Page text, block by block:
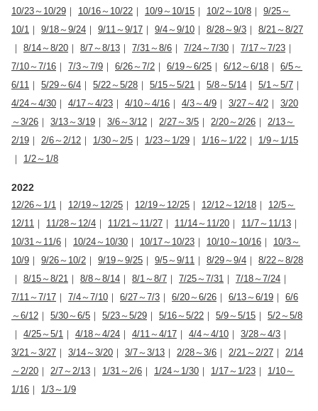
10/23～10/29 ｜ 10/16～10/22 ｜ 10/9～10/15 ｜ 10/2～10/8 ｜ 9/25～
10/1 ｜ 9/18～9/24 ｜ 9/11～9/17 ｜ 9/4～9/10 ｜ 8/28～9/3 ｜ 8/21～8/27
｜ 8/14～8/20 ｜ 8/7～8/13 ｜ 7/31～8/6 ｜ 7/24～7/30 ｜ 7/17～7/23 ｜
7/10～7/16 ｜ 7/3～7/9 ｜ 6/26～7/2 ｜ 6/19～6/25 ｜ 6/12～6/18 ｜ 6/5～
6/11 ｜ 5/29～6/4 ｜ 5/22～5/28 ｜ 5/15～5/21 ｜ 5/8～5/14 ｜ 5/1～5/7 ｜
4/24～4/30 ｜ 4/17～4/23 ｜ 4/10～4/16 ｜ 4/3～4/9 ｜ 3/27～4/2 ｜ 3/20
～3/26 ｜ 3/13～3/19 ｜ 3/6～3/12 ｜ 2/27～3/5 ｜ 2/20～2/26 ｜ 2/13～
2/19 ｜ 2/6～2/12 ｜ 1/30～2/5 ｜ 1/23～1/29 ｜ 1/16～1/22 ｜ 1/9～1/15
｜ 1/2～1/8
2022
12/26～1/1 ｜ 12/19～12/25 ｜ 12/19～12/25 ｜ 12/12～12/18 ｜ 12/5～
12/11 ｜ 11/28～12/4 ｜ 11/21～11/27 ｜ 11/14～11/20 ｜ 11/7～11/13 ｜
10/31～11/6 ｜ 10/24～10/30 ｜ 10/17～10/23 ｜ 10/10～10/16 ｜ 10/3～
10/9 ｜ 9/26～10/2 ｜ 9/19～9/25 ｜ 9/5～9/11 ｜ 8/29～9/4 ｜ 8/22～8/28
｜ 8/15～8/21 ｜ 8/8～8/14 ｜ 8/1～8/7 ｜ 7/25～7/31 ｜ 7/18～7/24 ｜
7/11～7/17 ｜ 7/4～7/10 ｜ 6/27～7/3 ｜ 6/20～6/26 ｜ 6/13～6/19 ｜ 6/6
～6/12 ｜ 5/30～6/5 ｜ 5/23～5/29 ｜ 5/16～5/22 ｜ 5/9～5/15 ｜ 5/2～5/8
｜ 4/25～5/1 ｜ 4/18～4/24 ｜ 4/11～4/17 ｜ 4/4～4/10 ｜ 3/28～4/3 ｜
3/21～3/27 ｜ 3/14～3/20 ｜ 3/7～3/13 ｜ 2/28～3/6 ｜ 2/21～2/27 ｜ 2/14
～2/20 ｜ 2/7～2/13 ｜ 1/31～2/6 ｜ 1/24～1/30 ｜ 1/17～1/23 ｜ 1/10～
1/16 ｜ 1/3～1/9